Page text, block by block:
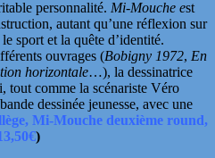
personnalité. Mi-Mouche est
autant qu’une réflexion sur
sport et la quête d’identité.
ouvrages (Bobigny 1972, En
horizontale…), la dessinatrice
tout comme la scénariste Véro
dessinée jeunesse, avec une
Mi-Mouche deuxième round,
)